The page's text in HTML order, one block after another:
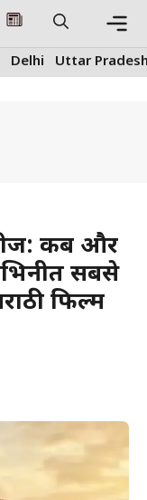
Delhi Uttar
कब और
सबसे
फिल्म